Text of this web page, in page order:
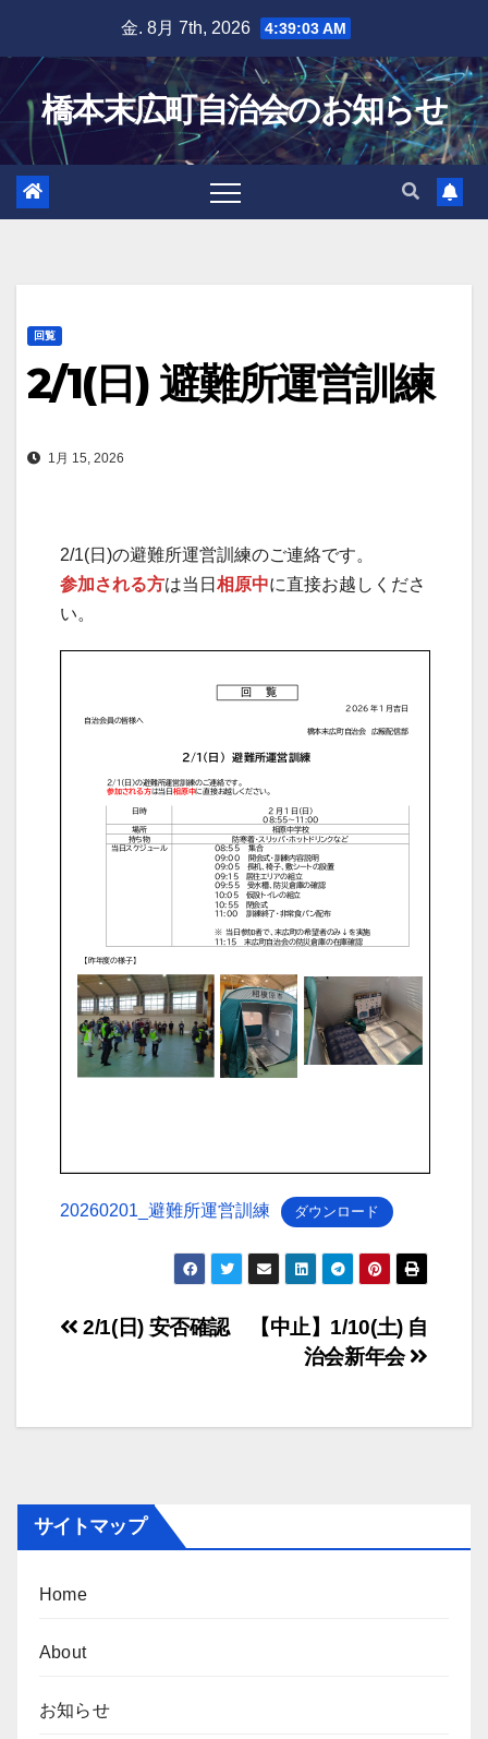
content
金. 8月 7th, 2026 4:39:03 AM
橋本末広町自治会のお知らせ
回覧
2/1(日) 避難所運営訓練
1月 15, 2026
2/1(日)の避難所運営訓練のご連絡です。
参加される方は当日 相原中に直接お越しくださ
い。
20260201_避難所運営訓練 ダウンロード
投
ナ
ゲ
ー
シ
ョ
ン
【中止】1/10(土) 自
治会新年会
2/1(日) 安否確認
サイトマップ
Home
About
お知らせ